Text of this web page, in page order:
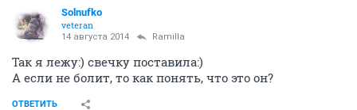
Solnufko
veteran
14 августа 2014 Ramilla
Так я лежу:) свечку поставила:)
А если не болит, то как понять, что это он?
ОТВЕТИТЬ